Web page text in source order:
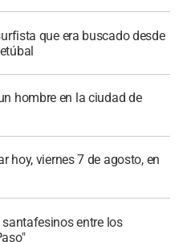
que era buscado desde
hombre en la ciudad de
hoy, viernes 7 de agosto, en
entre los